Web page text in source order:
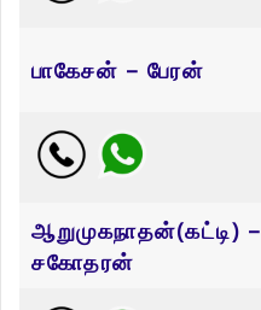
பாகேசன் – பேரன்
ஆறுமுகநாதன்(கட்டி) –
சகோதரன்